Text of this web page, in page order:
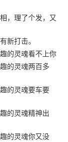
，理了个发，又
新打击。
的灵魂看不上你
的灵魂两百多
的灵魂要车要
的灵魂精神出
的灵魂你又没